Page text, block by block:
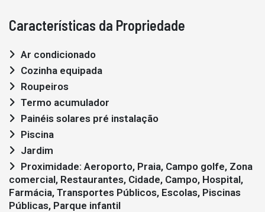
Características da Propriedade
Ar condicionado
Cozinha equipada
Roupeiros
Termo acumulador
Painéis solares pré instalação
Piscina
Jardim
comercial, Restaurantes, Cidade, Campo, Hospital,
Farmácia, Transportes Públicos, Escolas, Piscinas
Públicas, Parque infantil